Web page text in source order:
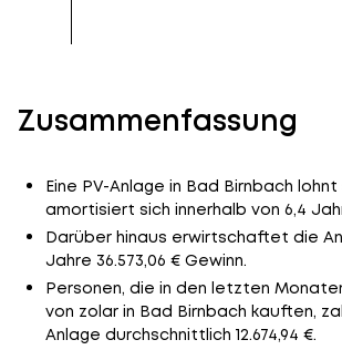
Zusammenfassung
Eine PV-Anlage in Bad Birnbach
amortisiert sich innerhalb von 6,4
Darüber hinaus erwirtschaftet die
Jahre 36.573,06 € Gewinn.
Personen, die in den letzten
von zolar in Bad Birnbach kauften,
Anlage durchschnittlich 12.674,94 €.